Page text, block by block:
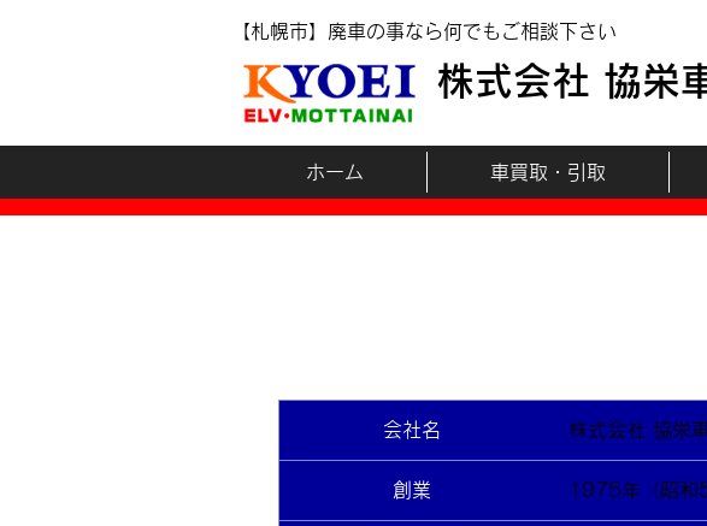
【札幌市】廃車の事なら何でもご相談下さい
株式会社 協栄
ホーム 車買取・引取
会社名 株式会社 協栄
創業 1975年（昭